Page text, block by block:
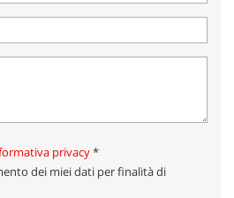
privacy*
dei miei dati per finalità di